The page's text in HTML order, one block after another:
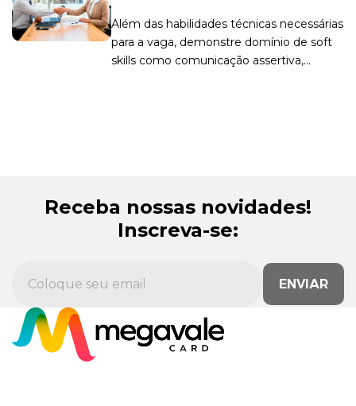
Além das habilidades técnicas necessárias
para a vaga, demonstre domínio de soft
skills como comunicação assertiva,
Receba nossas novidades!
Inscreva-se:
ENVIAR